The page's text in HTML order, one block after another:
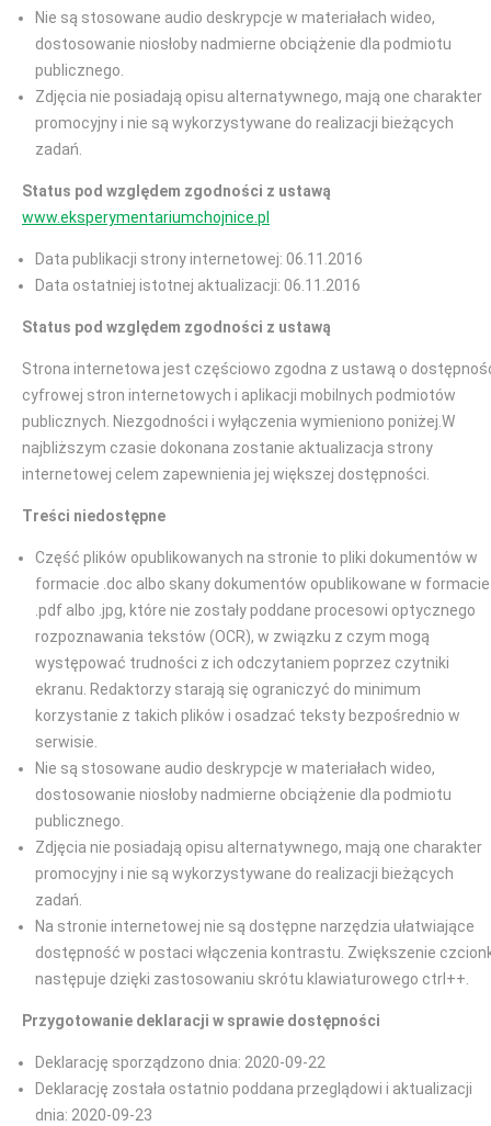
Nie są stosowane audio deskrypcje w materiałach wideo,
dostosowanie niosłoby nadmierne obciążenie dla podmiotu
publicznego.
Zdjęcia nie posiadają opisu alternatywnego, mają one charakter
promocyjny i nie są wykorzystywane do realizacji bieżących
zadań.
Status pod względem zgodności z ustawą
www.eksperymentariumchojnice.pl
Data publikacji strony internetowej: 06.11.2016
Data ostatniej istotnej aktualizacji: 06.11.2016
Status pod względem zgodności z ustawą
Strona internetowa jest częściowo zgodna z ustawą o
cyfrowej stron internetowych i aplikacji mobilnych podmiotów
publicznych. Niezgodności i wyłączenia wymieniono poniżej.W
najbliższym czasie dokonana zostanie aktualizacja strony
internetowej celem zapewnienia jej większej dostępności.
Treści niedostępne
Część plików opublikowanych na stronie to pliki dokumentów w
formacie .doc albo skany dokumentów opublikowane w formacie
.pdf albo .jpg, które nie zostały poddane procesowi optycznego
rozpoznawania tekstów (OCR), w związku z czym mogą
występować trudności z ich odczytaniem poprzez czytniki
ekranu. Redaktorzy starają się ograniczyć do minimum
korzystanie z takich plików i osadzać teksty bezpośrednio w
serwisie.
Nie są stosowane audio deskrypcje w materiałach wideo,
dostosowanie niosłoby nadmierne obciążenie dla podmiotu
publicznego.
Zdjęcia nie posiadają opisu alternatywnego, mają one charakter
promocyjny i nie są wykorzystywane do realizacji bieżących
zadań.
Na stronie internetowej nie są dostępne narzędzia ułatwiające
dostępność w postaci włączenia kontrastu. Zwiększenie
następuje dzięki zastosowaniu skrótu klawiaturowego ctrl++.
Przygotowanie deklaracji w sprawie dostępności
Deklarację sporządzono dnia: 2020-09-22
Deklarację została ostatnio poddana przeglądowi i aktualizacji
dnia: 2020-09-23